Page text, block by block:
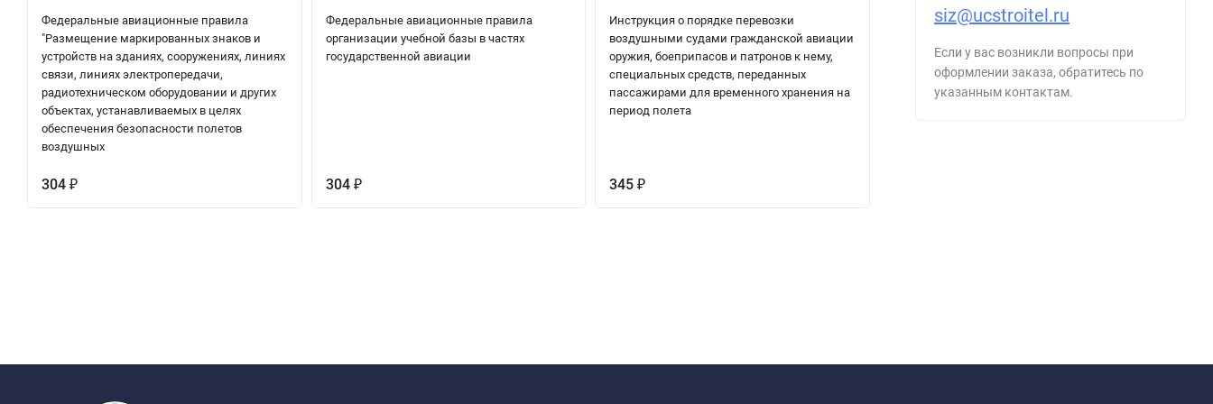
Федеральные авиационные правила
"Размещение маркированных знаков и
устройств на зданиях, сооружениях, линиях
связи, линиях электропередачи,
радиотехническом оборудовании и других
объектах, устанавливаемых в целях
обеспечения безопасности полетов
воздушных
304 ₽
Федеральные авиационные правила
организации учебной базы в частях
государственной авиации
304 ₽
Инструкция о порядке перевозки
воздушными судами гражданской авиации
оружия, боеприпасов и патронов к нему,
специальных средств, переданных
пассажирами для временного хранения на
период полета
345₽
Федеральные авиационные правила
воздушными судами гражданской
авиации"
siz@ucstroitel.ru
Если у вас возникли вопросы при
оформлении заказа, обратитесь по
указанным контактам.